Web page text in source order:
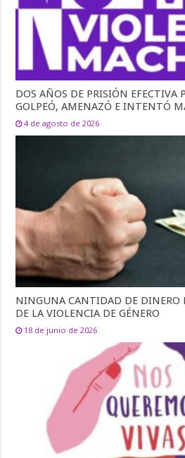
DOS AÑOS DE PRISIÓN EFECTIVA
GOLPEÓ, AMENAZÓ E INTENTÓ
4 de agosto de 2026
NINGUNA CANTIDAD DE DINERO
DE LA VIOLENCIA DE GÉNERO
18 de junio de 2026